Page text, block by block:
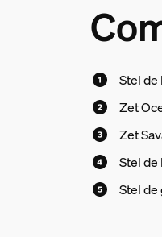
Stel
Zet
Zet
Stel
Stel